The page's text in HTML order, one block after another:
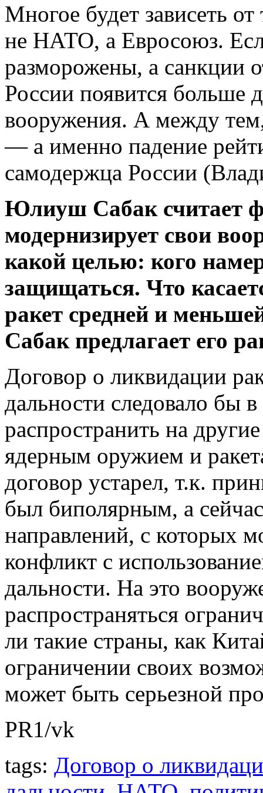
Многое будет зависеть от
не НАТО, а Евросоюз.
разморожены, а санкции
России появится больше
вооружения. А между
— а именно падение
самодержца России
Юлиуш Сабак считает
модернизирует свои
какой целью: кого
защищаться. Что
ракет средней и
Сабак предлагает его
Договор о ликвидации
дальности следовало бы
распространить на
ядерным оружием и
договор устарел, т.к.
был биполярным, а
направлений, с которых
конфликт с
дальности. На это
распространяться
ли такие страны, как
ограничении своих
может быть серьезной
PR1/vk
tags: Договор о